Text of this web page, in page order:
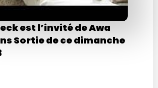
est l’invité de Awa
Sortie de ce dimanche